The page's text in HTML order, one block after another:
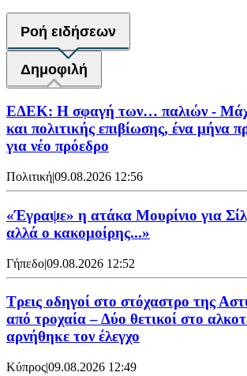
Ροή ειδήσεων
Δημοφιλή
ΕΔΕΚ: Η σφαγή των… παλιών -
και πολιτικής επιβίωσης, ένα μήνα
για νέο πρόεδρο
Πολιτική|09.08.2026 12:56
«Έγραψε» η ατάκα Μουρίνιο για
αλλά ο κακομοίρης...»
Γήπεδο|09.08.2026 12:52
Τρεις οδηγοί στο στόχαστρο της
από τροχαία – Δύο θετικοί στο
αρνήθηκε τον έλεγχο
Κύπρος|09.08.2026 12:49